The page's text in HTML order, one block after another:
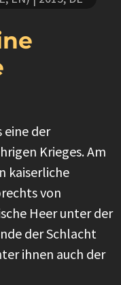
eine der
Krieges. Am
kaiserliche
von
Heer unter der
der Schlacht
ihnen auch der